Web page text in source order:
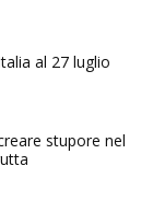
al 27 luglio
stupore nel